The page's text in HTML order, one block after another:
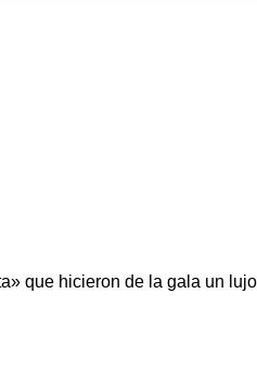
que hicieron de la gala un